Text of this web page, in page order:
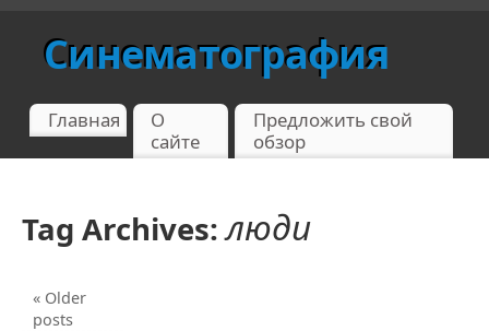
Синематография
Главная
О
сайте
Предложить свой
обзор
Tag Archives:люди
« Older
posts